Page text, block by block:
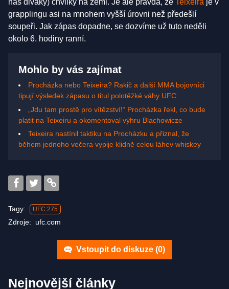
nás diváky) chvilky na zemi. Je ale pravda, že Teixeira je v
grapplingu asi na mnohem vyšší úrovni než předešlí
soupeři. Jak zápas dopadne, se dozvíme už tuto neděli
okolo 6. hodiny ranní.
Mohlo by vás zajímat
Procházka nebo Teixeira? Rakič a další MMA bojovníci
tipují výsledek zápasu o titul polotěžké váhy UFC
„Jdu tam prostě pro vítězství!“ Procházka řekl, co bude
platit na Teixeiru a okomentoval výhru Blachowicze
Teixeira nastínil taktiku na Procházku a přiznal, že
během jednoho večera vypije klidně celou láhev whiskey
Tagy: UFC 275
Zdroje: ufc.com
Vstoupit do diskuze (0)
Nejnovější články